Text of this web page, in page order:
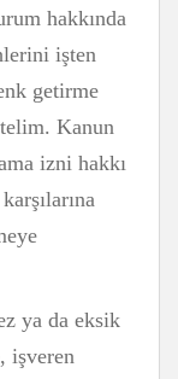
hakkında
işten
getirme
Kanun
izni hakkı
ya da eksik
işveren